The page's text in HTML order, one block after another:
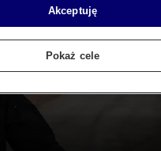
Akceptuję
Pokaż cele